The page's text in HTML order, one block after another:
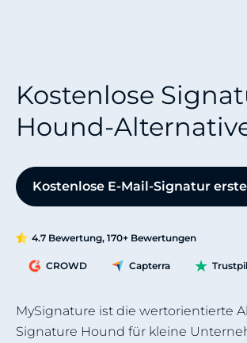
Kostenlose
Hound-
Kostenlose E-Mail-Signatur
4.7 Bewertung, 170+ Bewertungen
CROWD Capterra
MySignature ist die wertorientierte
Signature Hound für kleine